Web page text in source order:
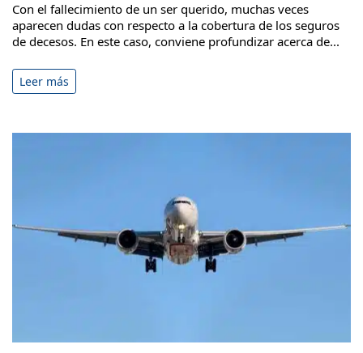
Con el fallecimiento de un ser querido, muchas veces
aparecen dudas con respecto a la cobertura de los seguros
de decesos. En este caso, conviene profundizar acerca de...
Leer más